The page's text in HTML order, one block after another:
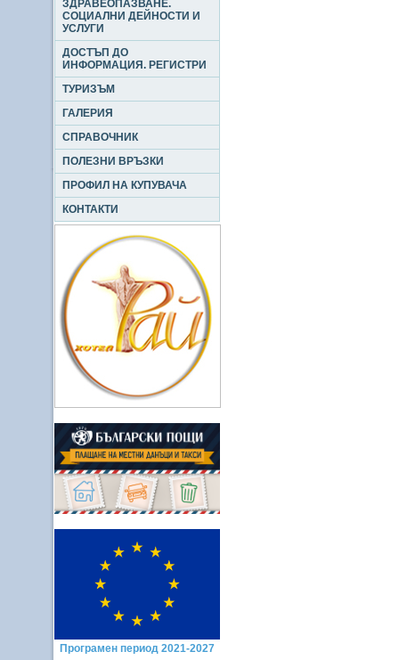
ЗДРАВЕОПАЗВАНЕ.
СОЦИАЛНИ ДЕЙНОСТИ И
УСЛУГИ
ДОСТЪП ДО
ИНФОРМАЦИЯ. РЕГИСТРИ
ТУРИЗЪМ
ГАЛЕРИЯ
СПРАВОЧНИК
ПОЛЕЗНИ ВРЪЗКИ
ПРОФИЛ НА КУПУВАЧА
КОНТАКТИ
Програмен период 2021-2027